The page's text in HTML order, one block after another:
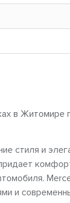
в Житомире
стиля и
и